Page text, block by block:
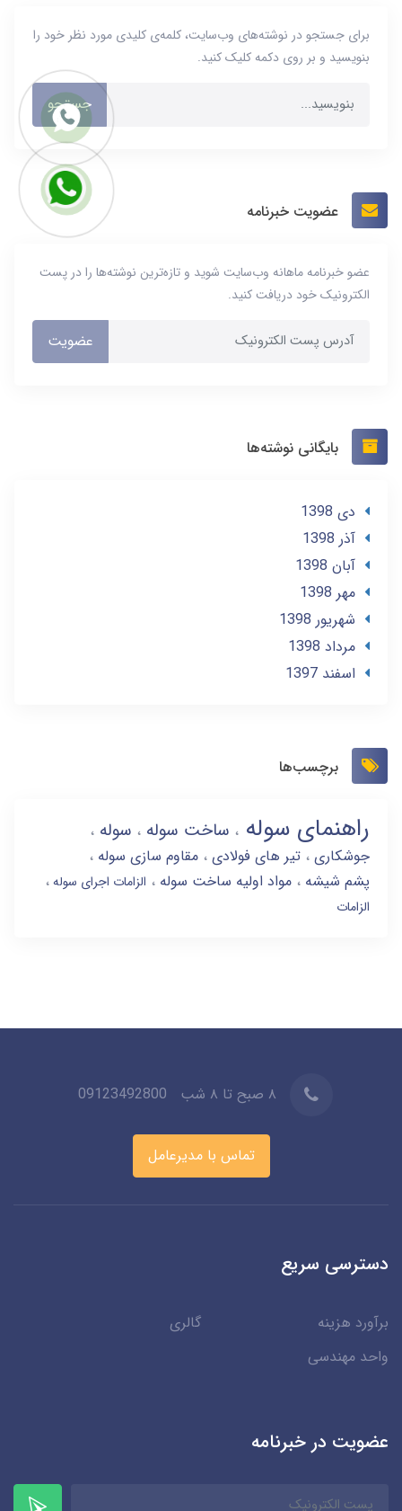
برای جستجو در نوشته‌های وب‌سایت، کلمه‌ی کلیدی مورد نظر خود را
بنویسید و بر روی دکمه کلیک کنید.
جستجو
عضویت خبرنامه
عضو خبرنامه ماهانه وب‌سایت شوید و تازه‌ترین نوشته‌ها را در پست
الکترونیک خود دریافت کنید.
عضویت
بایگانی نوشته‌ها
دی 1398
آذر 1398
آبان 1398
مهر 1398
شهریور 1398
مرداد 1398
اسفند 1397
برچسب‌ها
راهنمای سوله ساخت سوله سوله
جوشکاری تیر های فولادی مقاوم سازی سوله
پشم شیشه
مواد اولیه ساخت سوله
الزامات اجرای سوله
الزامات
۸ صبح تا ۸ شب 09123492800
تماس با مدیرعامل
دسترسی سریع
برآورد هزینه
گالری
واحد مهندسی
عضویت در خبرنامه